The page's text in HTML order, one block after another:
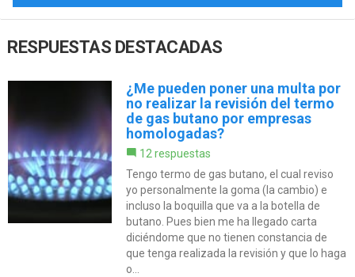
RESPUESTAS DESTACADAS
¿Me pueden poner una multa por
no realizar la revisión del termo
de gas butano por empresas
homologadas?
12 respuestas
Tengo termo de gas butano, el cual reviso
yo personalmente la goma (la cambio) e
incluso la boquilla que va a la botella de
butano. Pues bien me ha llegado carta
diciéndome que no tienen constancia de
que tenga realizada la revisión y que lo haga
o...